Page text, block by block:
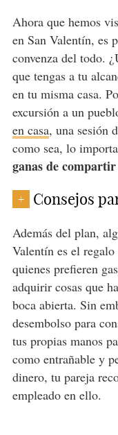
Ahora que hemos
en San Valentín, es
convenza del todo.
que tengas a tu
en tu misma casa.
excursión a un
en casa, una sesión
como sea, lo
ganas de
+ Consejos
Además del plan,
Valentín es el
quienes prefieren
adquirir cosas que
boca abierta. Sin
desembolso para
tus propias manos
como entrañable y
dinero, tu pareja
empleado en ello.